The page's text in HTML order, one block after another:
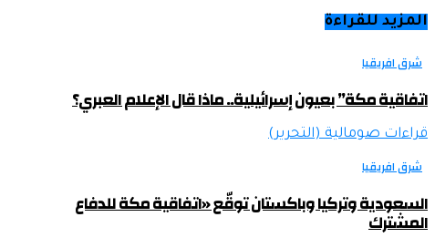
المزيد للقراءة
شرق افريقيا
اتفاقية مكة” بعيون إسرائيلية.. ماذا قال الإعلام العبري؟
قراءات صومالية (التحرير)
شرق افريقيا
السعودية وتركيا وباكستان توقّع «اتفاقية مكة للدفاع
المشترك